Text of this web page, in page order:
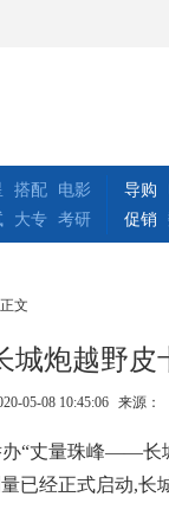
搭配
电影
大专 考研
导购
促销
文
城炮越野皮
05-08 10:45:06 来源：
“丈量珠峰——长
已经正式启动,